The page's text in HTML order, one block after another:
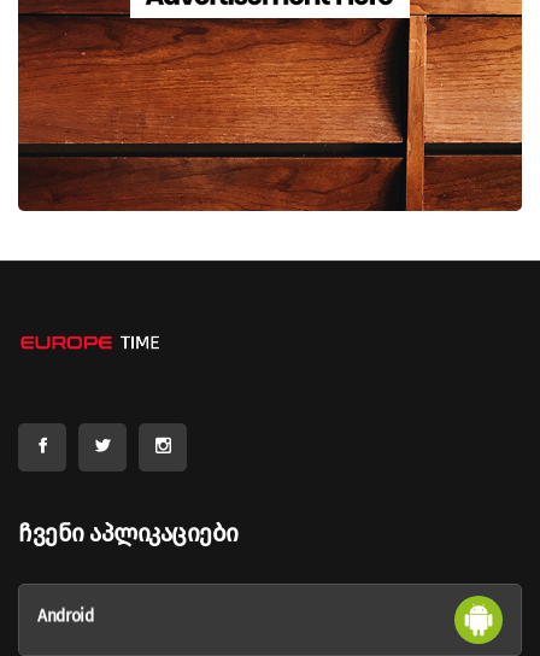
Ჩვენი Აპლიკაციები
Android